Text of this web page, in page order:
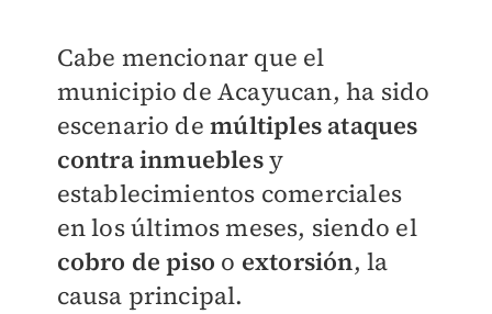
Cabe mencionar que el
municipio de Acayucan, ha sido
escenario demúltiples ataques
contrainmueblesy
establecimientos comerciales
en los últimos meses, siendo el
cobro de piso o extorsión, la
causa principal.